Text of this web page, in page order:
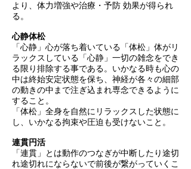
より、体力増強や治療・予防 効果が得られ
る。
心静体松
「心静」心が落ち着いている 「体松」体がリ
ラックスしている 「心静」一切の雑念をでき
る限り排除する事である。いかなる時も心の
中は終始安定状態を保ち、神経が各々の細部
の動きの中まで注ぎ込まれ専念できるように
すること。
「体松」全身を自然にリラックスした状態に
し、いかなる拘束や圧迫も受けないこと。
連貫円活
「連貫」とは動作のつなぎが中断したり途切
れ途切れにならないで前後が繋がっていくこ